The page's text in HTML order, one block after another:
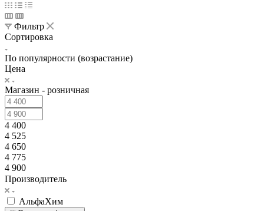
Фильтр
Сортировка
По популярности (возрастание)
Цена
Магазин - розничная
4 400
4 525
4 650
4 775
4 900
Производитель
АльфаХим